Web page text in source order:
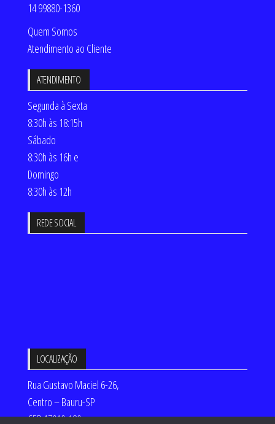
14 99880-1360
Quem Somos
Atendimento ao Cliente
ATENDIMENTO
Segunda à Sexta
8:30h às 18:15h
Sábado
8:30h às 16h e
Domingo
8:30h às 12h
REDE SOCIAL
LOCALIZAÇÃO
Rua Gustavo Maciel 6-26,
Centro – Bauru-SP
CEP 17010-180